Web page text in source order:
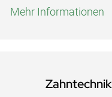
Mehr Informationen
Zahntechnik